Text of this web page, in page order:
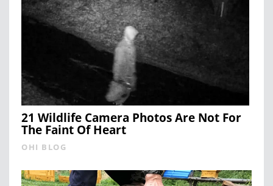
21 Wildlife Camera Photos Are Not For
The Faint Of Heart
OHI BLOG